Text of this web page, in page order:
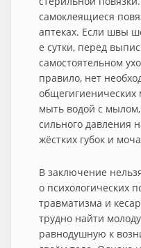
самоклеящиеся
аптеках. Если швы
е сутки, перед
самостоятельном
правило, нет
мыть водой с
сильного давления
жёстких губок и
В заключение
о психологических
травматизма и
трудно найти
равнодушную к